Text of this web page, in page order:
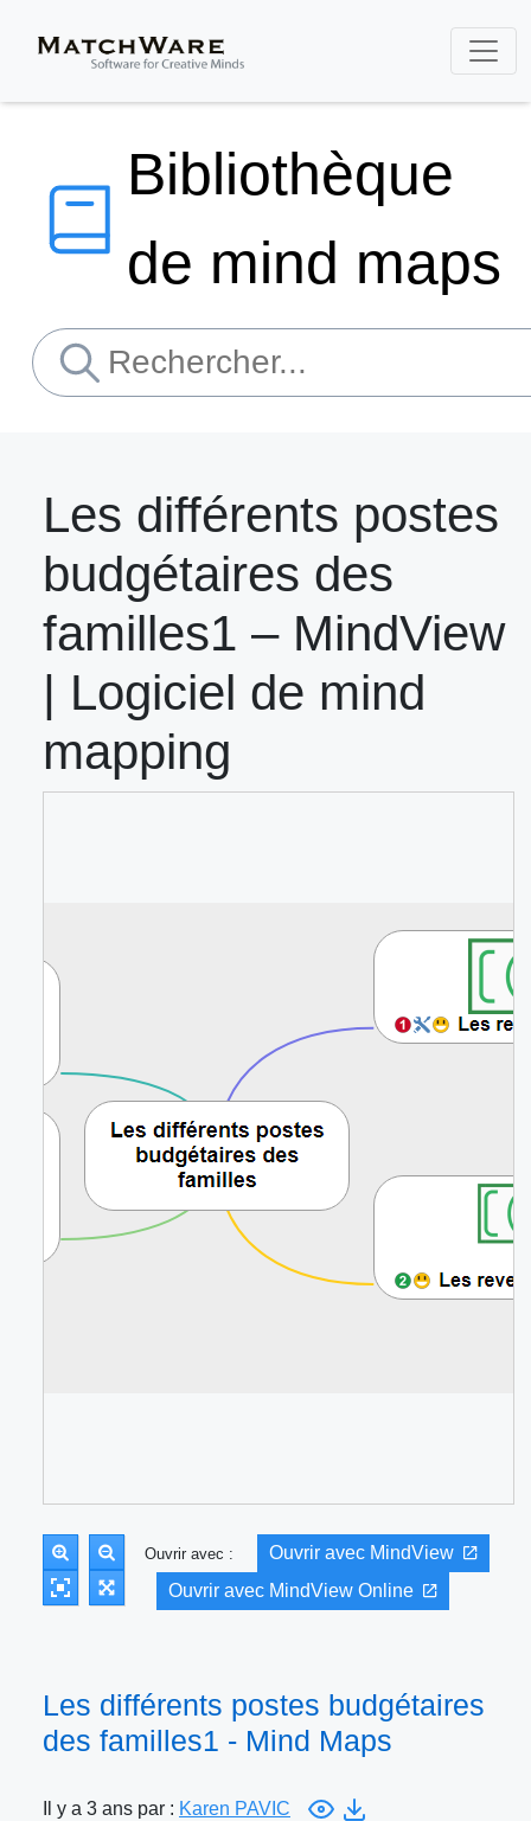
Bibliothèque
de mind maps
Les différents postes
budgétaires des
familles1 – MindView
| Logiciel de mind
mapping
Ouvrir avec :
Ouvrir avec MindView
Ouvrir avec MindView Online
Les différents postes budgétaires
des familles1 - Mind Maps
Il y a 3 ans par : Karen PAVIC